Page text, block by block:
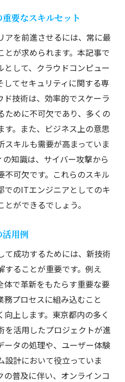
要なスキルセット
アを前進させるには、常に最
が求められます。本記事で
として、クラウドコンピュー
してセキュリティに関する専
ド技術は、効率的でスケーラ
ために不可欠であり、多くの
。また、ビジネス上の意思
キルも需要が高まっていま
知識は、サイバー攻撃から
不可欠です。これらのスキル
でのITエンジニアとしてのキ
ができるでしょう。
用例
て成功するためには、新技術
することが重要です。例え
体で革新をもたらす重要な要
プロセスに組み込むこと
上します。東京都内の多く
を活用したプロジェクトが進
ータの処理や、ユーザー体験
設計において役立っていま
の普及に伴い、オンラインコ